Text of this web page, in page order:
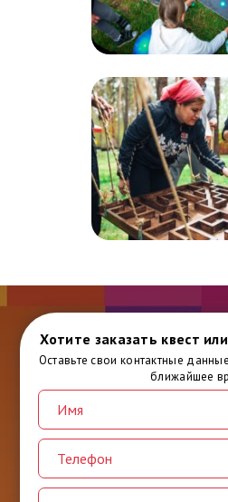
Хотите заказать квест
Оставьте свои контактные
ближайшее